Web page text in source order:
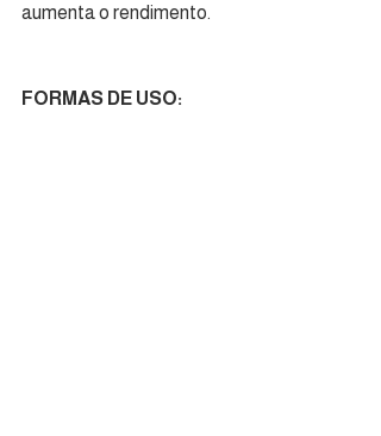
aumenta o rendimento.
FORMAS DE USO: